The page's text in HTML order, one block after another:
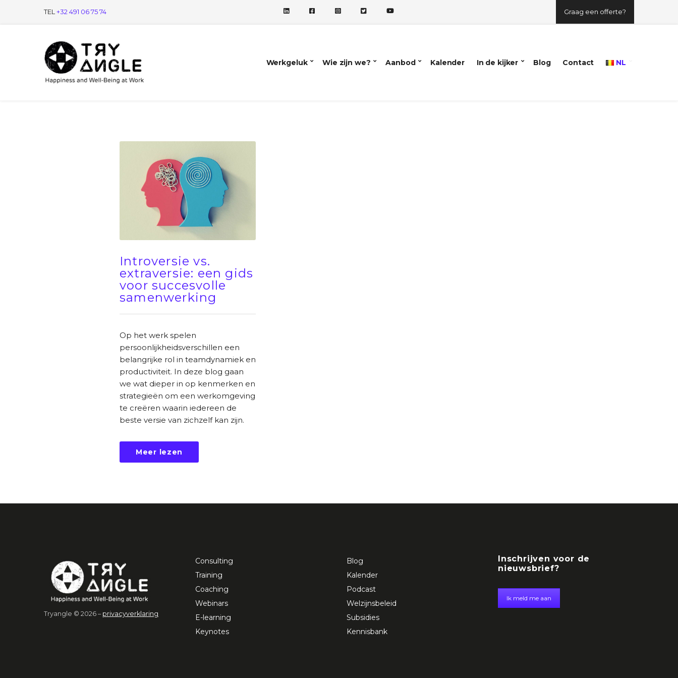
TEL +32 491 06 75 74 Graag een offerte?
Werkgeluk Wie zijn we? Aanbod Kalender In de kijker Blog Contact NL
Introversie vs.
extraversie: een gids
voor succesvolle
samenwerking
Op het werk spelen
persoonlijkheidsverschillen een
belangrijke rol in teamdynamiek en
productiviteit. In deze blog gaan
we wat dieper in op kenmerken en
strategieën om een werkomgeving
te creëren waarin iedereen de
beste versie van zichzelf kan zijn.
Meer lezen
Tryangle © 2026 – privacyverklaring
Consulting
Training
Coaching
Webinars
E-learning
Keynotes
Blog
Kalender
Podcast
Welzijnsbeleid
Subsidies
Kennisbank
Inschrijven voor de
nieuwsbrief?
Ik meld me aan